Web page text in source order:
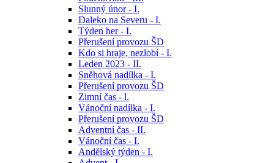
Slunný únor - I.
Daleko na Severu - I.
Týden her - I.
Přerušení provozu ŠD
Kdo si hraje, nezlobí - I.
Leden 2023 - II.
Sněhová nadílka - I.
Přerušení provozu ŠD
Zimní čas - l.
Vánoční nadílka - I.
Přerušení provozu ŠD
Adventní čas - II.
Vánoční čas - I.
Andělský týden - I.